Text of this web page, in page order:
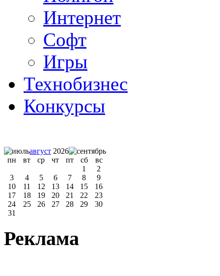
Интернет
Софт
Игры
Технобизнес
Конкурсы
август 2026
пн
вт ср чт пт сб
вс
1
2
3
4 5 6 7 8
9
10
11 12 13 14 15
16
17
18 19 20 21 22
23
24
25 26 27 28 29
30
31
Реклама